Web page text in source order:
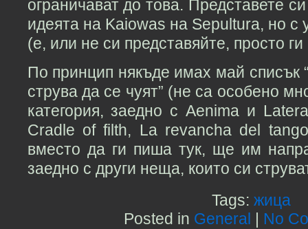
ограничават до това. Представете
идеята на Kaiowas на Sepultura, но с
(е, или не си представяйте, просто ги
По принцип някъде имах май списък
струва да се чуят” (не са особено
категория, заедно с Aenima и
Cradle of filth, La revancha del
вместо да ги пиша тук, ще им
заедно с други неща, които си
Tags: жица
Posted in General No